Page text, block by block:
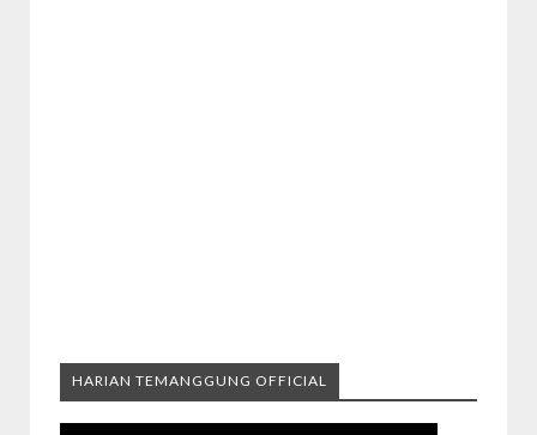
HARIAN TEMANGGUNG OFFICIAL